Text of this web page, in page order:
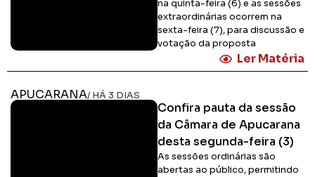
na quinta-feira (6) e as sessões
extraordinárias ocorrem na
sexta-feira (7), para discussão e
votação da proposta
Ler Matéria
APUCARANA/ HÁ 3 DIAS
Confira pauta da sessão
da Câmara de Apucarana
desta segunda-feira (3)
As sessões ordinárias são
abertas ao público, permitindo